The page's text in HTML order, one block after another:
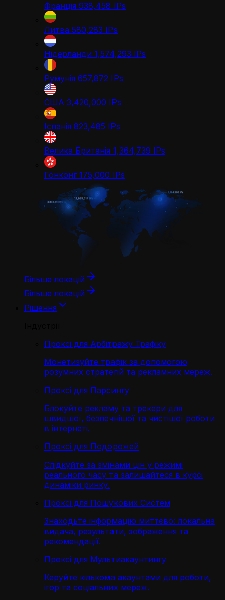
Франція 938,458 IPs
Литва 580,283 IPs
Нідерланди 1,574,293 IPs
Румунія 657,872 IPs
США 3,420,000 IPs
Іспанія 823,485 IPs
Велика Британія 1,364,739 IPs
Гонконг 175,000 IPs
Більше локацій
Більше локацій
Рішення
Проксі для Арбітражу Трафіку
Монетизуйте трафік за допомогою
розумних стратегій та рекламних мереж.
Проксі для Парсингу
Блокуйте рекламу та трекери для
швидшої, безпечнішої та чистішої роботи
в інтернеті.
Проксі для Подорожей
Слідкуйте за змінами цін у режимі
реального часу та залишайтеся в курсі
динаміки ринку.
Проксі для Пошукових Систем
Знаходьте інформацію миттєво: локальна
видача, результати, зображення та
рекомендації.
Проксі для Мультиакаунтингу
Керуйте кількома акаунтами для роботи,
ігор та соціальних мереж.